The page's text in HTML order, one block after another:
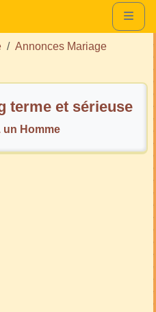
Annonces Mariage
terme et sérieuse
un Homme